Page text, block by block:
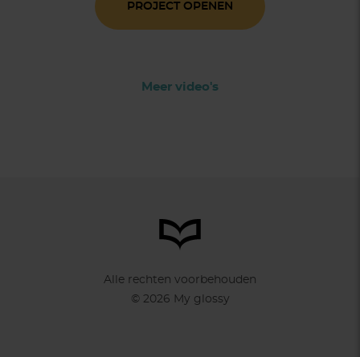
PROJECT OPENEN
Meer video's
Alle rechten voorbehouden
© 2026 My glossy